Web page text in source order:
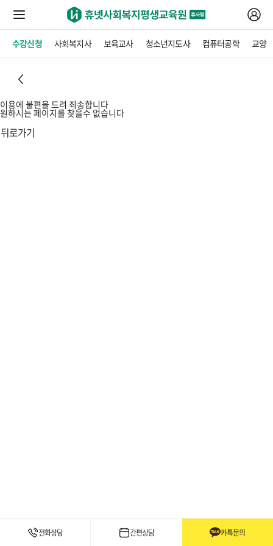
수강신청 사회복지사 보육교사 청소년지도사 컴퓨터공학 교양
이용에 불편을 드려 죄송합니다
원하시는 페이지를 찾을수 없습니다
뒤로가기
전화상담 간편상담 카톡문의